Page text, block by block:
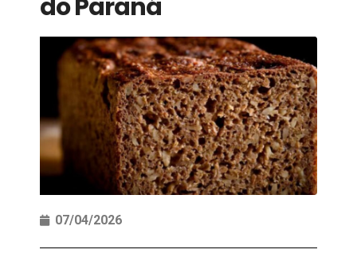
do Paraná
07/04/2026